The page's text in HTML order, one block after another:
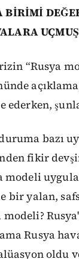
BİRİMİ
“Rusya
ederken,
bazı
fikir
modeli
bir yalan,
modeli?
Rusya
oldu